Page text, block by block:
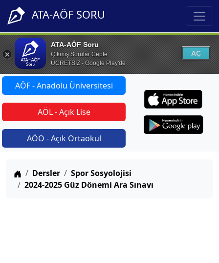
ATA-AÖF SORU
ATA-AÖF Soru
Çıkmış Sorular Cepte
ÜCRETSİZ - Google Play'de
AÇ
AÖF - Anadolu Üniversitesi
AÖL - Açık Lise
AÖO - Açık Ortaokul
Anasayfa
Dersler
Spor Sosyolojisi
2024-2025 Güz Dönemi Ara Sınavı